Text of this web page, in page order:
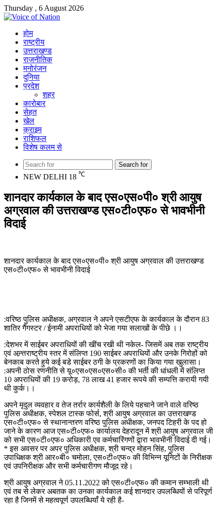
Thursday , 6 August 2026
होम
राष्ट्रीय
उत्तराखण्ड
राजनीतिक
मनोरंजन
दुनिया
प्रदेश
शहर
कारोबार
सेहत
खेल
क्राइम
राशिफल
विशेष कलम से
Search for
NEW DELHI 18 ℃
शानदार कार्यकाल के बाद एस०एस०पी० श्री आयुष
अग्रवाल की उत्तराखण्ड एस०टी०एफ० से भावभीनी
विदाई
शानदार कार्यकाल के बाद एस०एस०पी० श्री आयुष अग्रवाल की उत्तराखण्ड
एस०टी०एफ० से भावभीनी विदाई
:वरिष्ठ पुलिस अधीक्षक, अग्रवाल ने अपने एसटीएफ के कार्यकाल के दौरान 83
शातिर गैंगस्टर / ईनामी अपराधियों को भेजा गया सलाखों के पीछे ।।
:देशभर में साईबर अपराधियों की खींच रखी थी नकेल- जिसमें अब तक राष्ट्रीय
एवं अन्र्त्तराष्ट्रीय स्तर में संलिप्त 190 साईबर अपराधियों और उनके गिरोहों को
बेनकाब करते हुये कई बडे साईबर ठगी के प्रकरणों का किया गया खुलासा।
:अपनी ठोस रणनीति से यू०एस०एस०एस०सी० की भर्ती की धांधली में संलिप्त
10 अपराधियों की 19 करोड़, 78 लाख 41 हजार रूपये की सम्पत्ति करायी गयी
थी कुर्क।।
अपने मृदुल व्यवहार व तेज तर्रार कार्यशैली के लिये पहचाने जाने वाले वरिष्ठ
पुलिस अधीक्षक, स्पेशल टास्क फोर्स, श्री आयुष अग्रवाल का उत्तराखण्ड
एस०टी०एफ० से स्थानान्तरण वरिष्ठ पुलिस अधीक्षक, जनपद टिहरी के पद हो
जाने के कारण आज एस०टी०एफ० कार्यालय देहरादून में श्री आयुष अग्रवाल जी
को सभी एस०टी०एफ० अधिकारी एव कर्मचारिंगणों द्वारा भावभीनी विदाई दी गई।
* इस अवसर पर अपर पुलिस अधीक्षक, श्री चन्द्र मोहन सिंह, पुलिस
उपाधिक्षक श्री आर०बी० चमोला, एस०टी०एफ० की विभिन्न यूनिटों के निरीक्षक
एवं उपनिरीक्षक और सभी कर्मचारीगण मौजूद रहे।
श्री आयुष अग्रवाल ने 05.11.2022 को एस०टी०एफ० की कमान सम्भाली थी
एवं तब से लेकर अबतक का उनका कार्यकाल कई शानदार उपलब्धियों से परिपूर्ण
रहा है जिनमें से महत्वपूर्ण उपलब्धियाँ ये रही है-